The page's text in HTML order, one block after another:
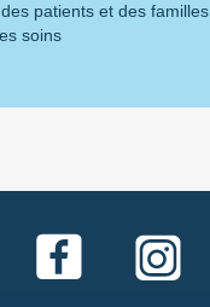
patients et des familles
soins